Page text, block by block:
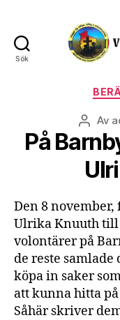
Sök
Av
På
Den 8
Ulrika Knuuth till
volontärer på
de reste
köpa in saker
att kunna hitta
Såhär skriver